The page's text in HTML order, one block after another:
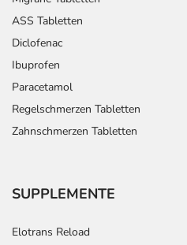
ASS Tabletten
Diclofenac
Ibuprofen
Paracetamol
Regelschmerzen Tabletten
Zahnschmerzen Tabletten
SUPPLEMENTE
Elotrans Reload